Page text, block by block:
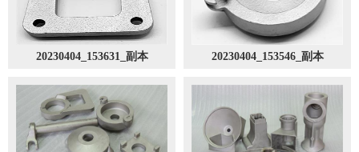
20230404_153631_副本 20230404_153546_副本